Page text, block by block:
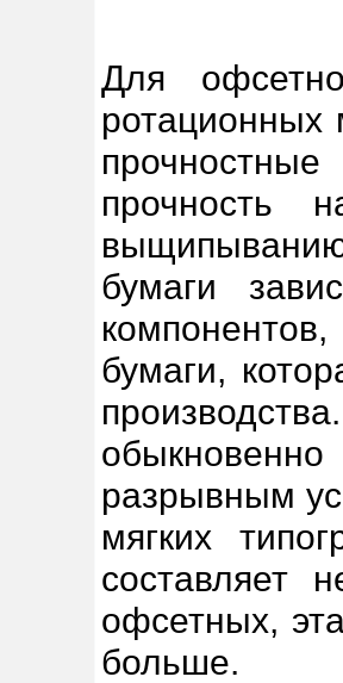
Для
прочность
бумаги
бумаги,
разрывным
мягких
составляет
офсетных,
больше.